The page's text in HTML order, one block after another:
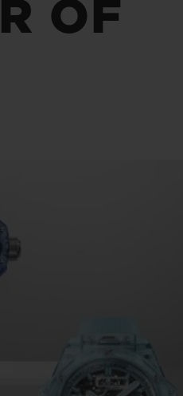
OF
SPIRIT OF BIG BANG
ESSENTIAL TAUPE